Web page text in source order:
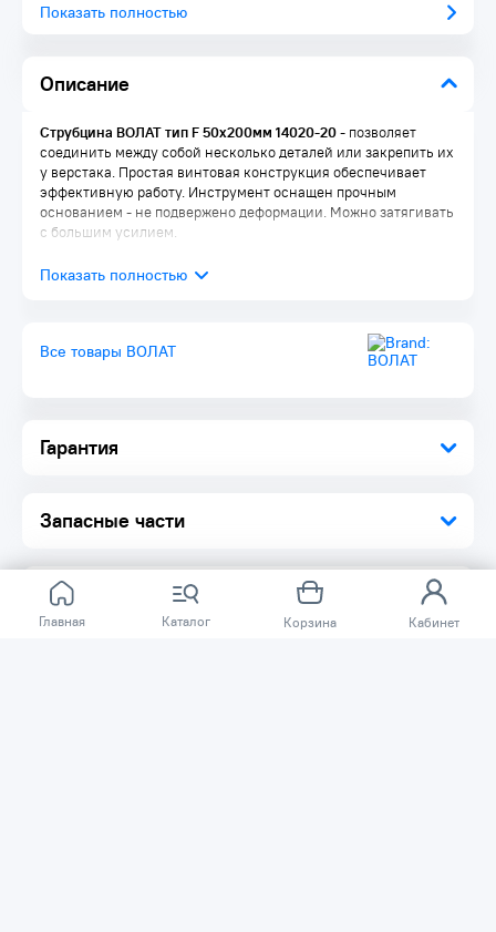
Главная Каталог Корзина Кабинет
Описание
Гарантия
Запасные части
Показать полностью
Струбцина ВОЛАТ тип F 50х200мм 14020-20- позволяет
соединить между собой несколько деталей или закрепить их
у верстака. Простая винтовая конструкция обеспечивает
эффективную работу. Инструмент оснащен прочным
основанием - не подвержено деформации. Можно затягивать
с большим усилием.
Все товары ВОЛАТ